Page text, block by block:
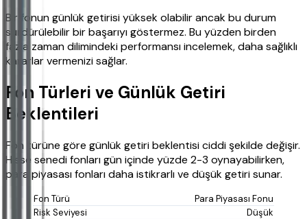
Bir fonun günlük getirisi yüksek olabilir ancak bu durum
sürdürülebilir bir başarıyı göstermez. Bu yüzden birden
fazla zaman dilimindeki performansı incelemek, daha sağlıklı
kararlar vermenizi sağlar.
Fon Türleri ve Günlük Getiri
Beklentileri
Fon türüne göre günlük getiri beklentisi ciddi şekilde değişir.
Hisse senedi fonları gün içinde yüzde 2-3 oynayabilirken,
para piyasası fonları daha istikrarlı ve düşük getiri sunar.
Para Piyasası Fonu
Düşük